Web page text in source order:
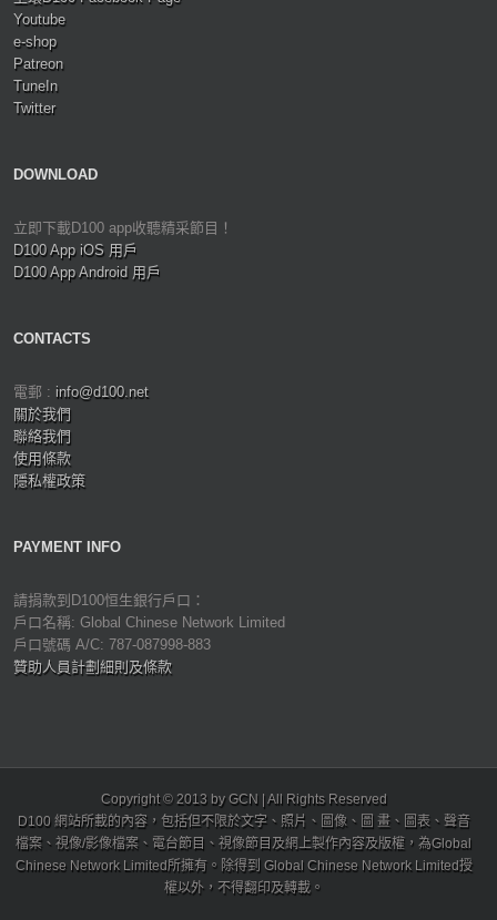
Youtube
e-shop
Patreon
TuneIn
Twitter
DOWNLOAD
立即下載D100 app收聽精采節目！
D100 App iOS 用戶
D100 App Android 用戶
CONTACTS
電郵 : info@d100.net
關於我們
聯絡我們
使用條款
隱私權政策
PAYMENT INFO
請捐款到D100恒生銀行戶口：
戶口名稱: Global Chinese Network Limited
戶口號碼 A/C: 787-087998-883
贊助人員計劃細則及條款
Copyright © 2013 by GCN | All Rights Reserved
D100 網站所載的內容，包括但不限於文字、照片、圖像、圖 畫、圖表、聲音
檔案、視像/影像檔案、電台節目、視像節目及網上製作內容及版權，為Global
Chinese Network Limited所擁有。除得到 Global Chinese Network Limited授
權以外，不得翻印及轉載。